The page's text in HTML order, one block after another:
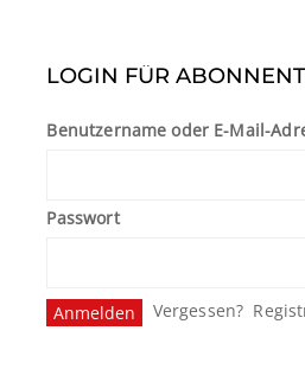
n
LOGIN FÜR
Benutzername oder E-Mail-
Passwort
Vergessen?